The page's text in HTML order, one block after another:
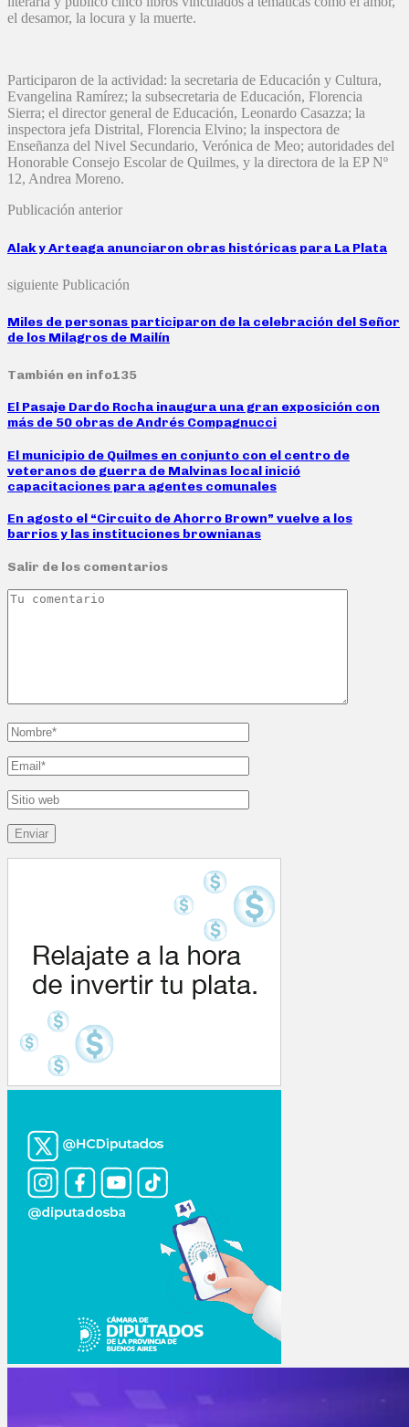
el desamor, la locura y la muerte.
Participaron de la actividad: la secretaria de Educación y Cultura,
Evangelina Ramírez; la subsecretaria de Educación, Florencia
Sierra; el director general de Educación, Leonardo Casazza; la
inspectora jefa Distrital, Florencia Elvino; la inspectora de
Enseñanza del Nivel Secundario, Verónica de Meo; autoridades del
Honorable Consejo Escolar de Quilmes, y la directora de la EP Nº
12, Andrea Moreno.
Publicación anterior
Alak y Arteaga anunciaron obras históricas para La Plata
siguiente Publicación
Miles de personas participaron de la celebración del Señor
de los Milagros de Mailín
También en info135
El Pasaje Dardo Rocha inaugura una gran exposición con
más de 50 obras de Andrés Compagnucci
El municipio de Quilmes en conjunto con el centro de
veteranos de guerra de Malvinas local inició
capacitaciones para agentes comunales
En agosto el “Circuito de Ahorro Brown” vuelve a los
barrios y las instituciones brownianas
Salir de los comentarios